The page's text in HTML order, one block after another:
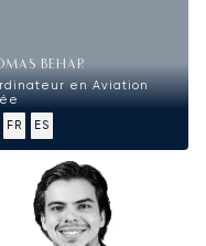
BEHAR
en Aviation
FR ES